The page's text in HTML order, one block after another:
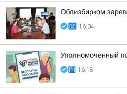
Облизбирком
16:04
Уполномоченный
16:18